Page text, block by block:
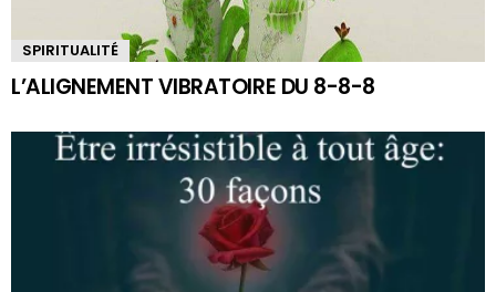
SPIRITUALITÉ
L’ALIGNEMENT VIBRATOIRE DU 8-8-8